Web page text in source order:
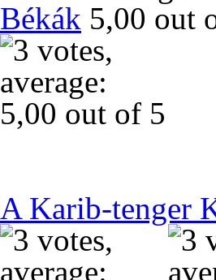
Békák
A Karib-tenger